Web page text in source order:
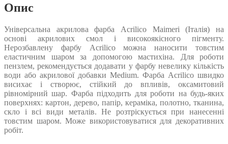
Опис
Універсальна акрилова фарба Acrilico Maimeri (Італія) на
основі акрилових смол і високоякісного пігменту.
Нерозбавлену фарбу Acrilico можна наносити товстим
еластичним шаром за допомогою мастихіна. Для роботи
пензлем, рекомендується додавати у фарбу невелику кількість
води або акрилової добавки Medium. Фарба Acrilico швидко
висихає і створює, стійкий до впливів, оксамитовий
рівномірний шар. Фарба підходить для роботи на будь-яких
поверхнях: картон, дерево, папір, кераміка, полотно, тканина,
скло і всі види металів. Не розтріскується при нанесенні
товстим шаром. Може використовуватися для декоративних
робіт.